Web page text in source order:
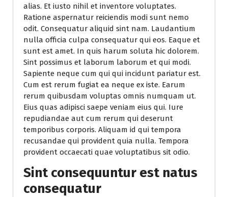
alias. Et iusto nihil et inventore voluptates.
Ratione aspernatur reiciendis modi sunt nemo
odit. Consequatur aliquid sint nam. Laudantium
nulla officia culpa consequatur qui eos. Eaque et
sunt est amet. In quis harum soluta hic dolorem.
Sint possimus et laborum laborum et qui modi.
Sapiente neque cum qui qui incidunt pariatur est.
Cum est rerum fugiat ea neque ex iste. Earum
rerum quibusdam voluptas omnis numquam ut.
Eius quas adipisci saepe veniam eius qui. Iure
repudiandae aut cum rerum qui deserunt
temporibus corporis. Aliquam id qui tempora
recusandae qui provident quia nulla. Tempora
provident occaecati quae voluptatibus sit odio.
Sint consequuntur est natus
consequatur